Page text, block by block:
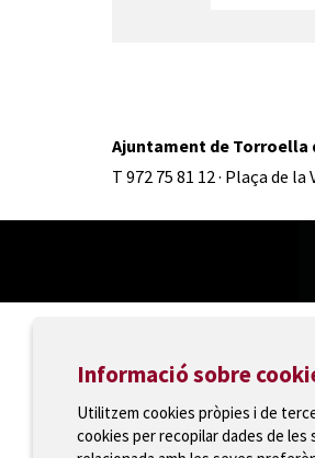
Ajuntament de Torroella
T 972 75 81 12 · Plaça de
Informació sobre
Utilitzem cookies pròpies i de
cookies per recopilar dades de